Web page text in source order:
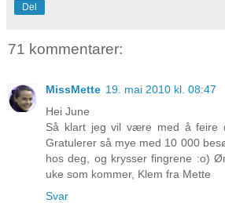
Del
71 kommentarer:
MissMette 19. mai 2010 kl. 08:47
Hei June
Så klart jeg vil være med å feire
Gratulerer så mye med 10 000
hos deg, og krysser fingrene :o)
uke som kommer, Klem fra Mette
Svar